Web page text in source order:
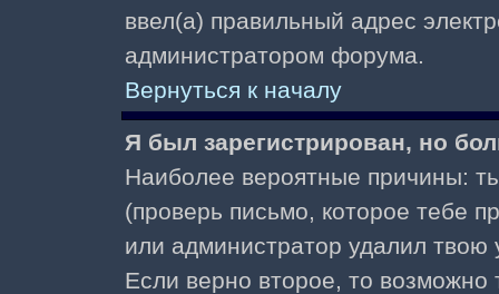
ввел(а) правильный адрес
администратором форума.
Вернуться к началу
Я был зарегистрирован, но
Наиболее вероятные причины:
(проверь письмо, которое тебе
или администратор удалил твою
Если верно второе, то